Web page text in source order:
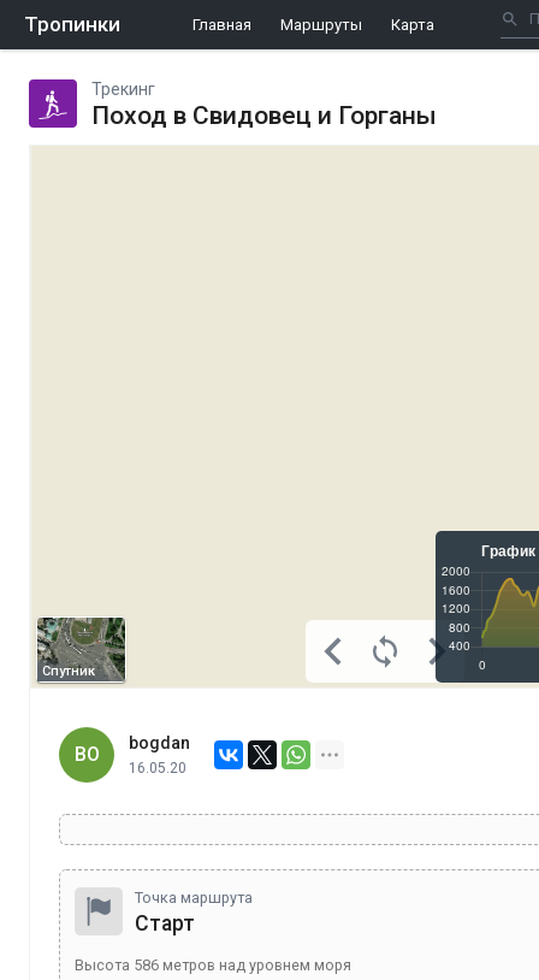
Тропинки Главная Маршруты Карта
Трекинг
Поход в Свидовец и Горганы
Спутник
BO
bogdan
16.05.20
Точка маршрута
Старт
Высота 586 метров над уровнем моря